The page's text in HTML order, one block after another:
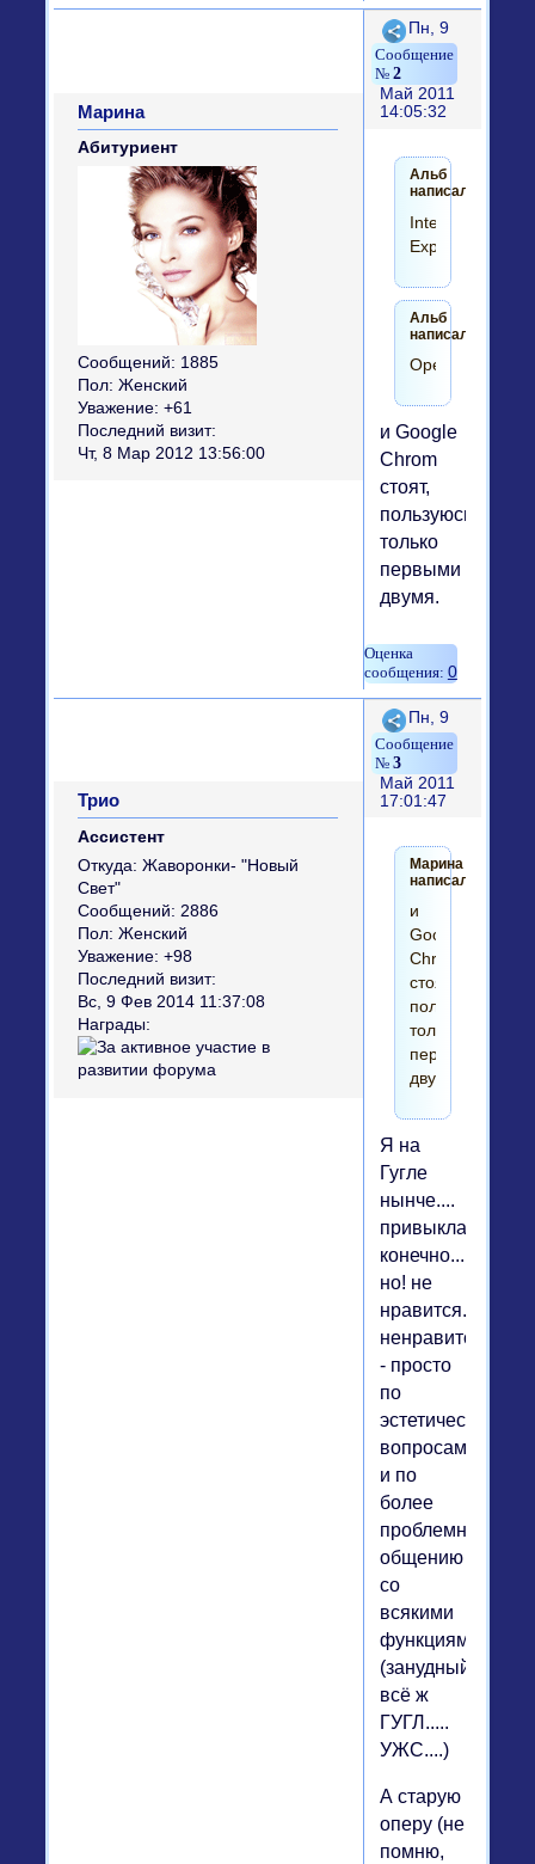
Поделиться
2
Пн, 9
Май 2011
14:05:32
Марина
Абитуриент
Сообщений: 1885
Пол: Женский
Уважение: +61
Последний визит:
Чт, 8 Мар 2012 13:56:00
Альб
написал(а):
Internet
Explorer
Альб
написал(а):
Opera
и Google
Chrom
стоят,
пользуюсь
только
первыми
двумя.
0
Поделиться
3
Пн, 9
Май 2011
17:01:47
Трио
Ассистент
Откуда: Жаворонки- "Новый
Свет"
Сообщений: 2886
Пол: Женский
Уважение: +98
Последний визит:
Вс, 9 Фев 2014 11:37:08
Награды:
Марина
написал(а):
и
Google
Chrom
стоят,
пользуюсь
только
первыми
двумя.
Я на
Гугле
нынче....
привыкла,
конечно....
но! не
нравится...
ненравится
- просто
по
эстетическим
вопросам
и по
более
проблемному
общению
со
всякими
функциями.....
(занудный
всё ж
ГУГЛ.....
УЖС....)
А старую
оперу (не
помню,